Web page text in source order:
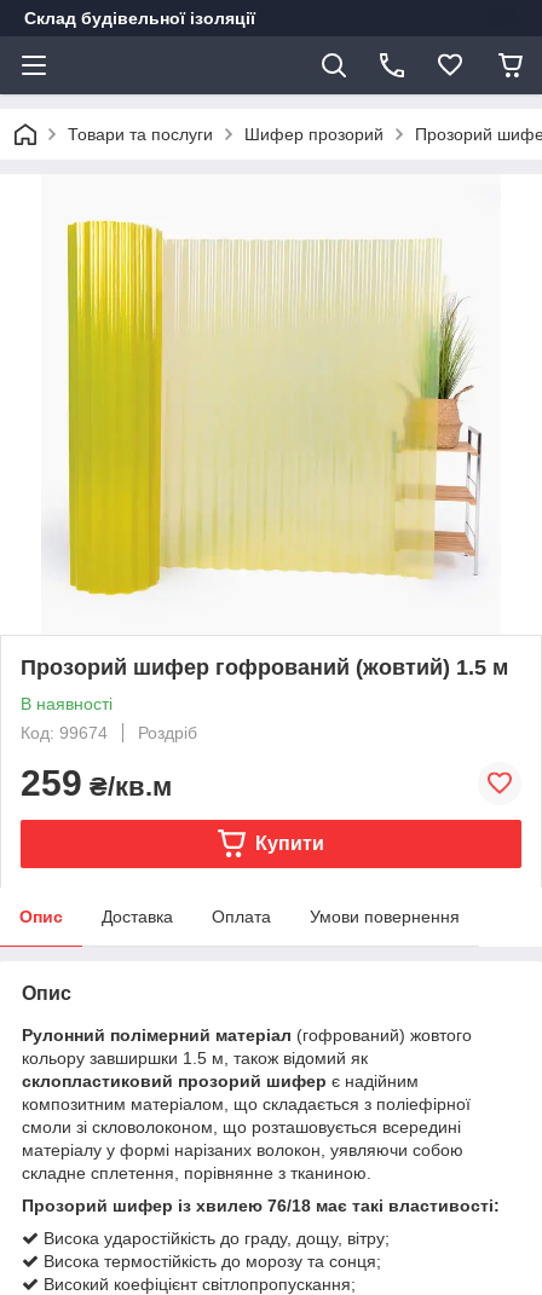
Склад будівельної ізоляції
Товари та послуги Шифер прозорий Прозорий
Прозорий шифер гофрований (жовтий) 1.5 м
В наявності
Код: 99674
Роздріб
259 ₴/кв.м
Купити
Опис Доставка Оплата Умови повернення
Опис
Рулонний полімерний матеріал (гофрований) жовтого
кольору завширшки 1.5 м, також відомий як
склопластиковий прозорий шифер є надійним
композитним матеріалом, що складається з поліефірної
смоли зі скловолоконом, що розташовується всередині
матеріалу у формі нарізаних волокон, уявляючи собою
складне сплетення, порівнянне з тканиною.
Прозорий шифер із хвилею 76/18 має такі властивості:
Висока ударостійкість до граду, дощу, вітру;
Висока термостійкість до морозу та сонця;
Високий коефіцієнт світлопропускання;